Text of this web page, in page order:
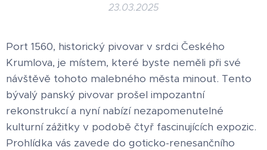
23.03.2025
Port 1560, historický pivovar v srdci Českého
Krumlova, je místem, které byste neměli při své
návštěvě tohoto malebného města minout. Tento
bývalý panský pivovar prošel impozantní
rekonstrukcí a nyní nabízí nezapomenutelné
kulturní zážitky v podobě čtyř fascinujících expozic.
Prohlídka vás zavede do goticko-renesančního